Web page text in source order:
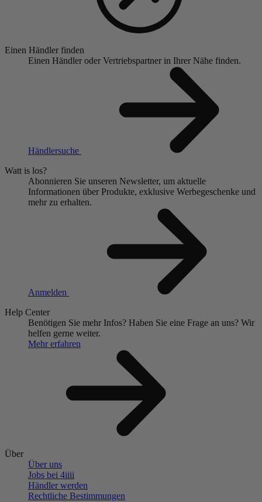
Einen Händler finden
Einen Händler oder Vertriebspartner in Ihrer Nähe finden.
Händlersuche
Watt is los?
Abonnieren Sie unseren Newsletter, um aktuelle
Informationen über Produkte, exklusive Werbegeschenke und
mehr zu erhalten.
Anmelden
Help Center
Benötigen Sie mehr Infos? Haben Sie eine Frage an uns? Wir
helfen gerne weiter.
Mehr erfahren
Über
Über uns
Jobs bei 4iiii
Händler werden
Rechtliche Bestimmungen